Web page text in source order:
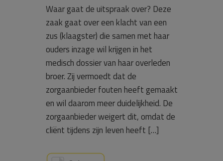
Waar gaat de uitspraak over? Deze
zaak gaat over een klacht van een
zus (klaagster) die samen met haar
ouders inzage wil krijgen in het
medisch dossier van haar overleden
broer. Zij vermoedt dat de
zorgaanbieder fouten heeft gemaakt
en wil daarom meer duidelijkheid. De
zorgaanbieder weigert dit, omdat de
cliënt tijdens zijn leven heeft […]